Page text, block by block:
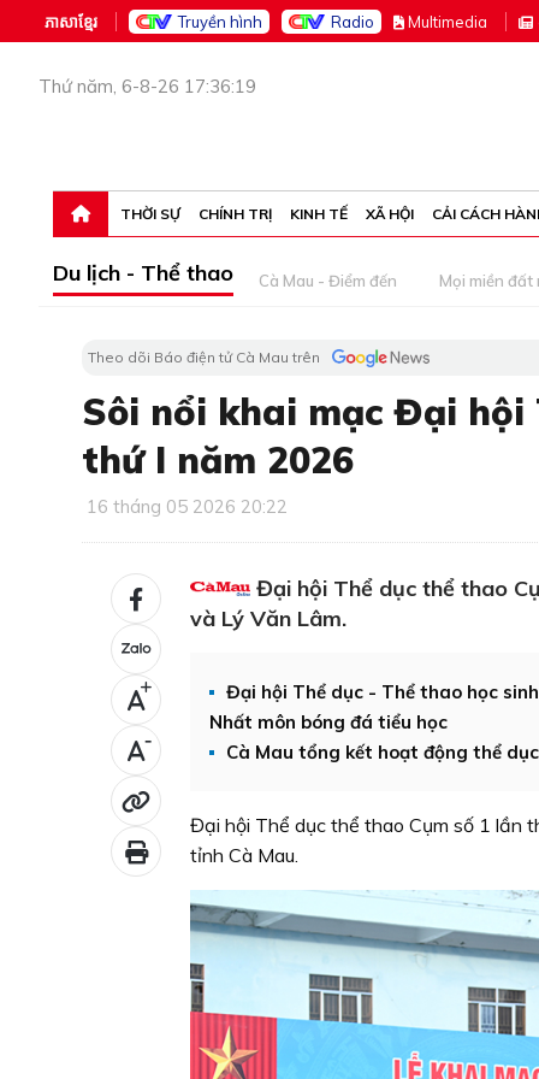
ភាសាខ្មែរ Truyền hình Radio Multimedia
Thứ năm, 6-8-26 17:36:19
THỜI SỰ CHÍNH TRỊ KINH TẾ XÃ HỘI CẢI CÁCH
Du lịch - Thể thao Cà Mau - Điểm đến Mọi miền đất
Theo dõi Báo điện tử Cà Mau trên
Sôi nổi khai mạc Đại hội
thứ I năm 2026
16 tháng 05 2026 20:22
+
-
Đại hội Thể dục thể thao
và Lý Văn Lâm.
Đại hội Thể dục - Thể thao học
Nhất môn bóng đá tiểu học
Cà Mau tổng kết hoạt động thể
Đại hội Thể dục thể thao Cụm số 1 lần
tỉnh Cà Mau.